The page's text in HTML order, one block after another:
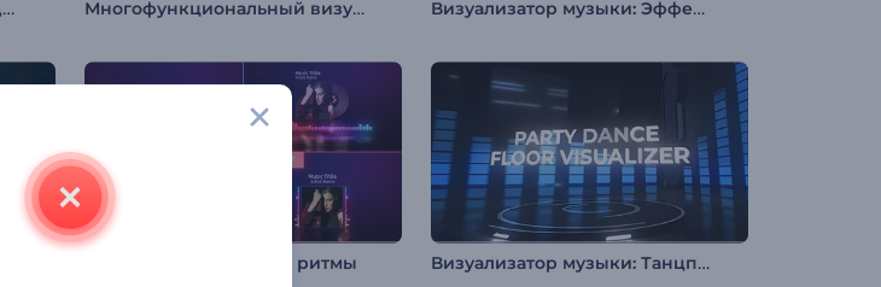
Визуализатор музыки: LCD-дисплей Многофункциональный визуализатор для подкаста Визуализатор музыки: Эффект басов
Эквалайзер Неоновые ритмы Визуализатор музыки: Танцпол